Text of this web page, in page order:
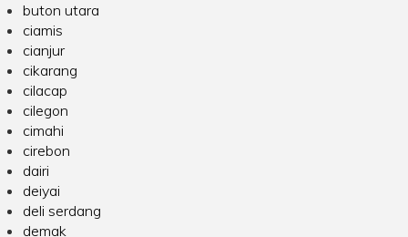
buton utara
ciamis
cianjur
cikarang
cilacap
cilegon
cimahi
cirebon
dairi
deiyai
deli serdang
demak